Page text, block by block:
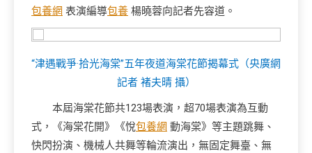
包養網 表演編導包養 楊曉蓉向記者先容道。
“津遇戰爭·拾光海棠”五年夜道海棠花節揭幕式（央廣網
記者 褚夫晴 攝）
本屆海棠花節共123場表演，超70場表演為互動
式，《海棠花開》《悅包養網 動海棠》等主題跳舞、
快閃扮演、機械人共舞等輪流演出，無固定舞臺、無